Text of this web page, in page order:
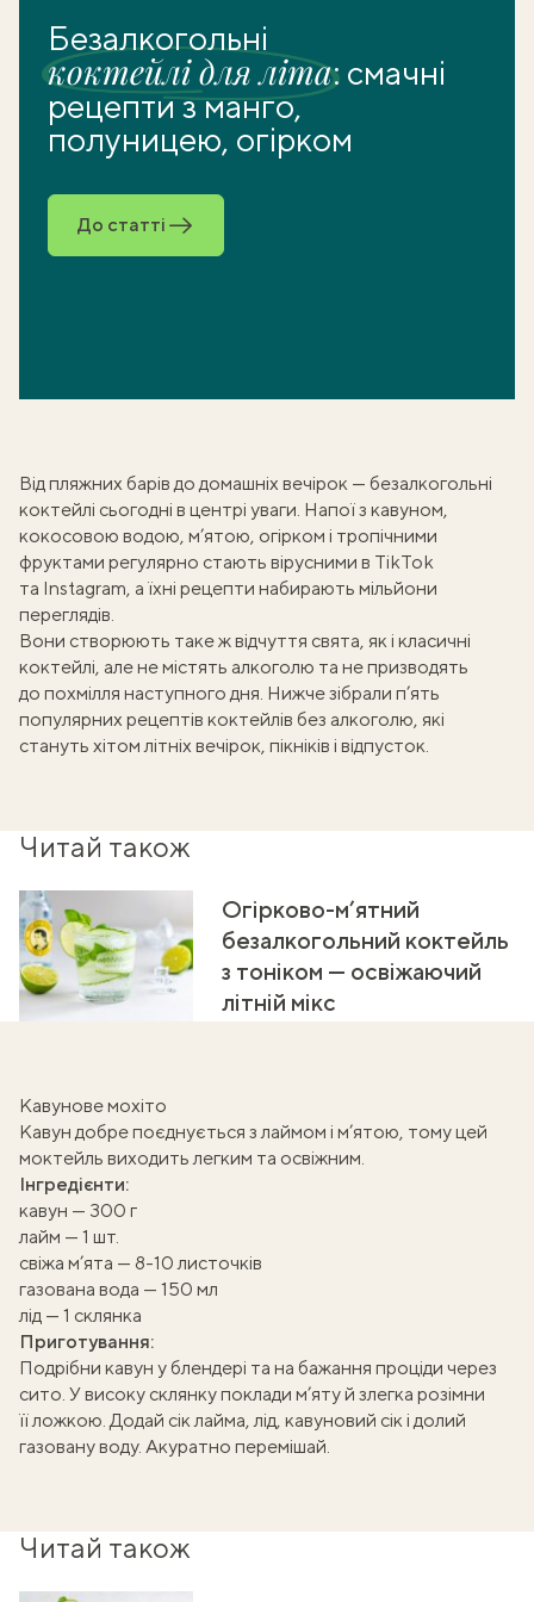
Безалкогольні
коктейлі для літа: смачні
рецепти з манго,
полуницею, огірком
До статті
Від пляжних барів до домашніх вечірок — безалкогольні
коктейлі сьогодні в центрі уваги. Напої з кавуном,
кокосовою водою, м’ятою, огірком і тропічними
фруктами регулярно стають вірусними в TikTok
та Instagram, а їхні рецепти набирають мільйони
переглядів.
Вони створюють таке ж відчуття свята, як і класичні
коктейлі, але не містять алкоголю та не призводять
до похмілля наступного дня. Нижче зібрали п’ять
популярних рецептів коктейлів без алкоголю, які
стануть хітом літніх вечірок, пікніків і відпусток.
Читай також
Огірково-м’ятний
безалкогольний коктейль
з тоніком — освіжаючий
літній мікс
Кавунове мохіто
Кавун добре поєднується з лаймом і м’ятою, тому цей
моктейль виходить легким та освіжним.
Інгредієнти:
кавун — 300 г
лайм — 1 шт.
свіжа м’ята — 8-10 листочків
газована вода — 150 мл
лід — 1 склянка
Приготування:
Подрібни кавун у блендері та на бажання проціди через
сито. У високу склянку поклади м’яту й злегка розімни
її ложкою. Додай сік лайма, лід, кавуновий сік і долий
газовану воду. Акуратно перемішай.
Читай також